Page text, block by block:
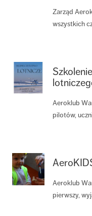
Zarząd
wszystkich
Aeroklub
pilotów,
Aeroklub
pierwszy,